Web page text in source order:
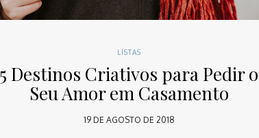
LISTAS
5 Destinos Criativos para Pedir o
Seu Amor em Casamento
19 DE AGOSTO DE 2018